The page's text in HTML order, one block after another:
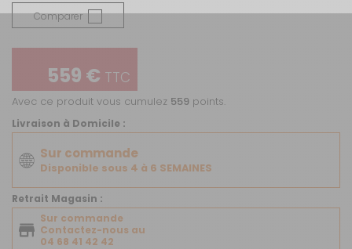
Comparer
559 € TTC
Avec ce produit vous cumulez 559 points.
Livraison à Domicile :
Sur commande
Disponible sous 4 à 6 SEMAINES
Retrait Magasin :
Sur commande
Contactez-nous au
04 68 41 42 42